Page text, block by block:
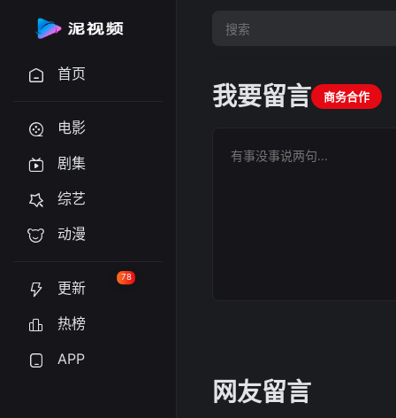
首页
电影
剧集
综艺
动漫
更新
78
热榜
APP
我要留言 商务合作
网友留言